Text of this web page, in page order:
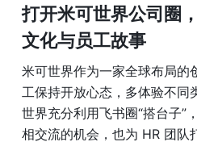
打开米可世界公司圈
文化与员工故事
米可世界作为一家全球布局的
工保持开放心态，多体验不同
世界充分利用飞书圈“搭台子”
相交流的机会，也为 HR 团队